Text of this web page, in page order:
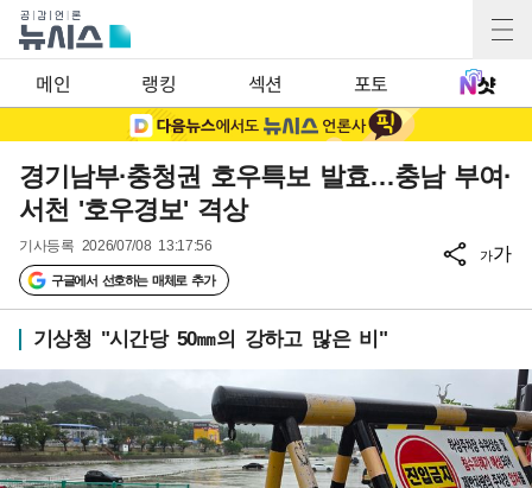
메인 랭킹 섹션 포토
경기남부·충청권 호우특보 발효…충남 부여·
서천 '호우경보' 격상
기사등록 2026/07/08 13:17:56
구글에서 선호하는 매체로 추가
가가
기상청 "시간당 50㎜의 강하고 많은 비"